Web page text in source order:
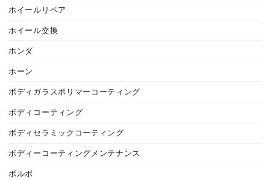
ホイールリペア
ホイール交換
ホンダ
ホーン
ボディガラスポリマーコーティング
ボディコーティング
ボディセラミックコーティング
ボディーコーティングメンテナンス
ボルボ